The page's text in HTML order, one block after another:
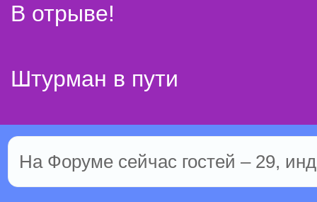
В отрыве!
Штурман в пути
На Форуме сейчас гостей – 29,